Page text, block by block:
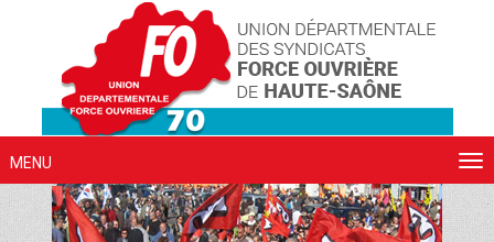
MENU
Cookies management panel